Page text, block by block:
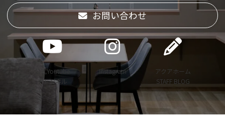
お問い合わせ
ア
イ
コ
ン
リ
ン
ク
公式Youtube
チャンネル
ア
イ
コ
ン
リ
ン
Instagram
ア
イ
コ
リ
ン
ク
アクアホーム
STAFF BLOG